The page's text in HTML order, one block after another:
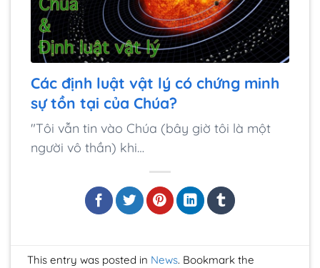
Các định luật vật lý có chứng minh
sự tồn tại của Chúa?
"Tôi vẫn tin vào Chúa (bây giờ tôi là một
người vô thần) khi…
This entry was posted in News. Bookmark the